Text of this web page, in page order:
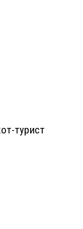
турист